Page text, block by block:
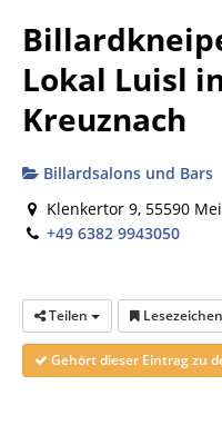
Lokal Luisl
Kreuznach
Billardsalons und Bars
Klenkertor 9, 55590
+49 6382 9943050
Teilen
Gehört dieser Eintrag zu